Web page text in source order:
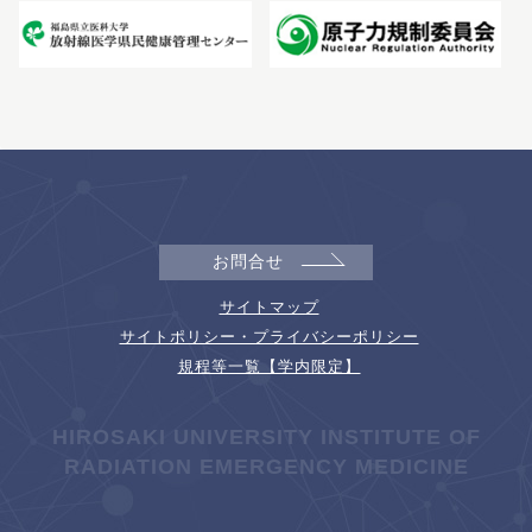
お問合せ
サイトマップ
サイトポリシー・プライバシーポリシー
規程等一覧【学内限定】
HIROSAKI UNIVERSITY INSTITUTE OF
RADIATION EMERGENCY MEDICINE